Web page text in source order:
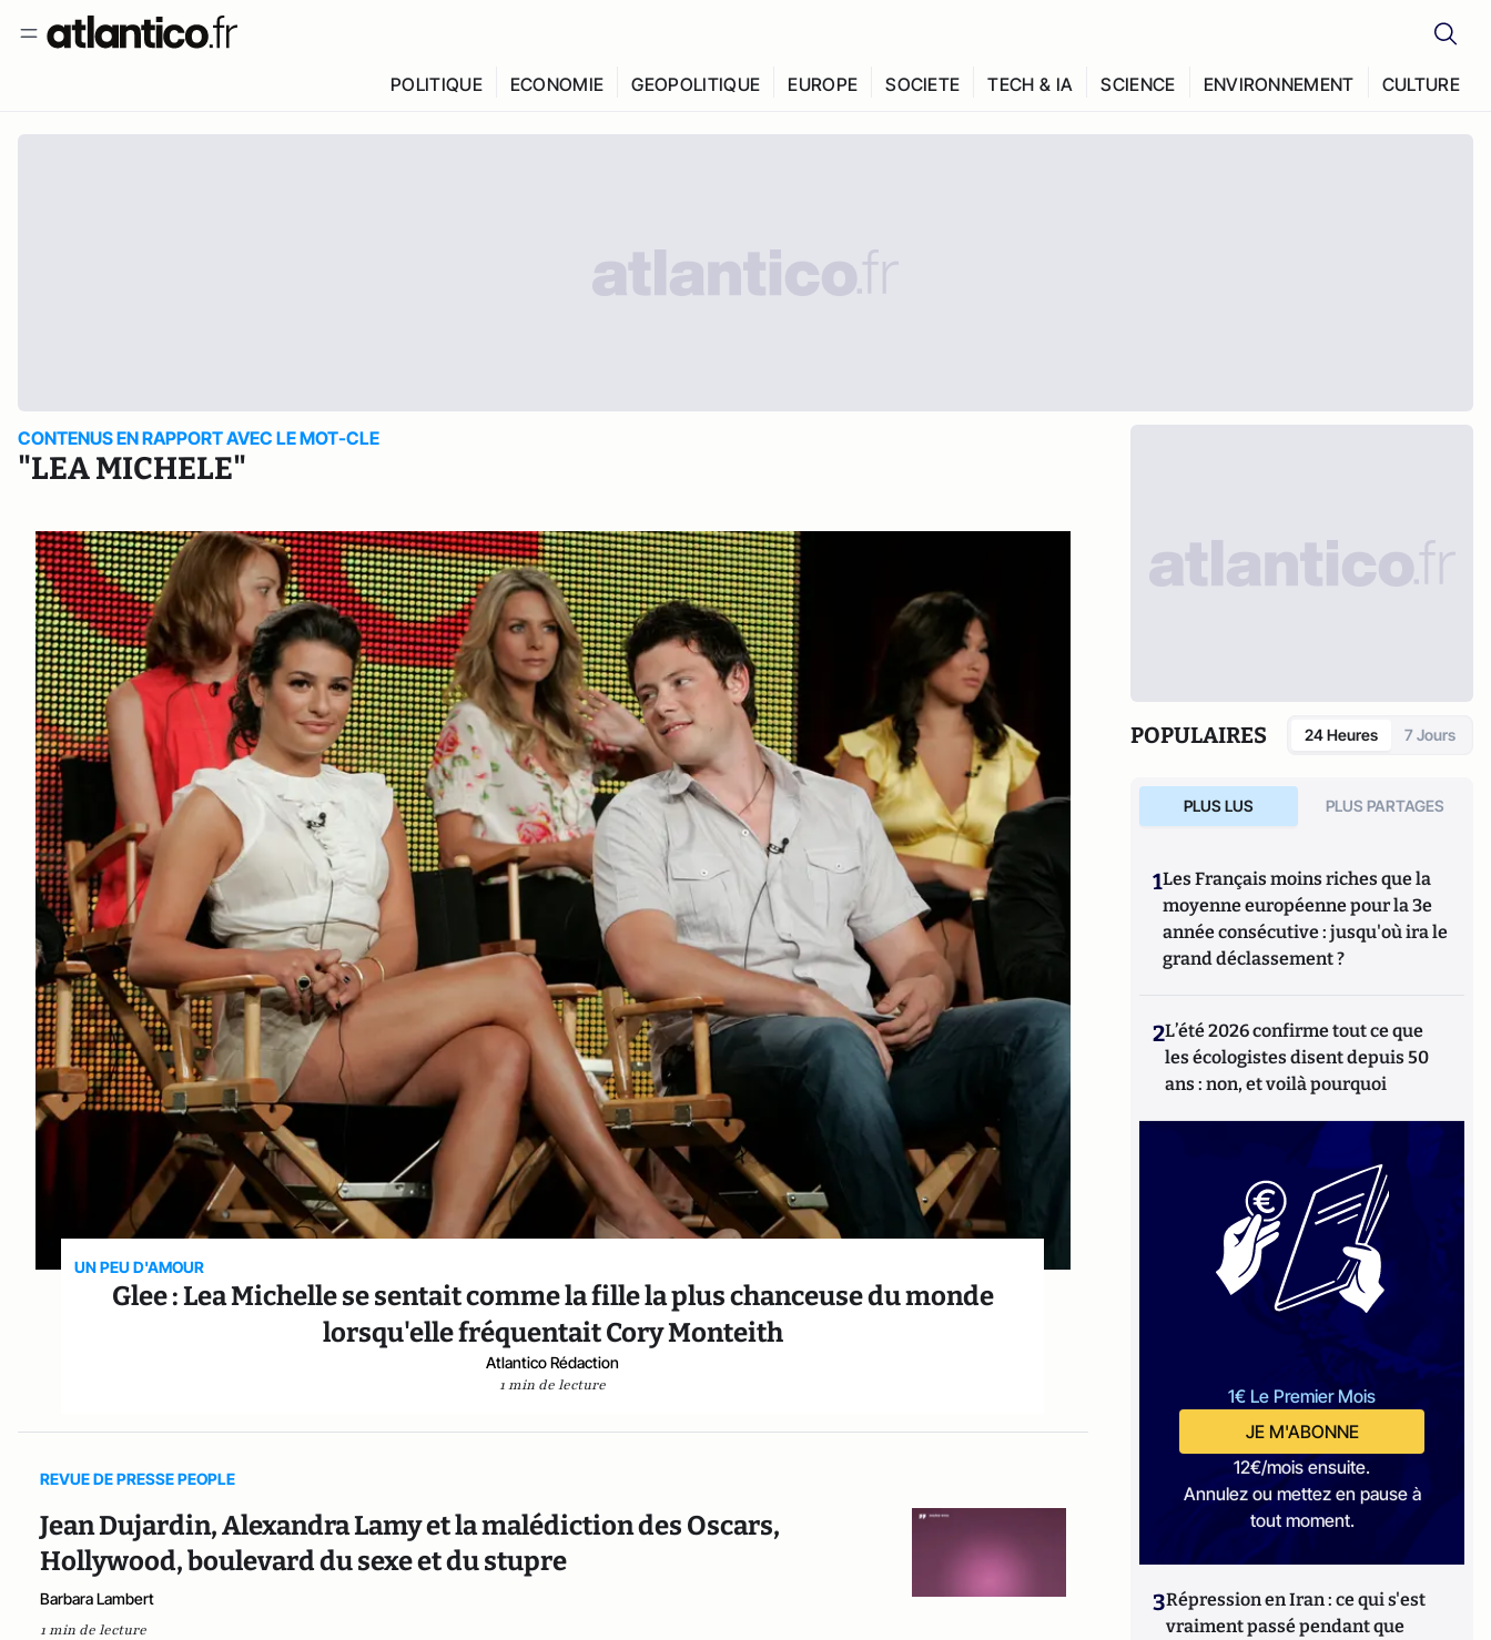
POLITIQUE ECONOMIE GEOPOLITIQUE EUROPE SOCIETE TECH & IA SCIENCE ENVIRONNEMENT CULTURE
CONTENUS EN RAPPORT AVEC LE MOT-CLE
"LEA MICHELE"
UN PEU D'AMOUR
Glee : Lea Michelle se sentait comme la fille la plus chanceuse du monde
lorsqu'elle fréquentait Cory Monteith
Atlantico Rédaction
1 min de lecture
REVUE DE PRESSE PEOPLE
Jean Dujardin, Alexandra Lamy et la malédiction des Oscars,
Hollywood, boulevard du sexe et du stupre
Barbara Lambert
1 min de lecture
POPULAIRES 24 Heures 7 Jours
PLUS LUS PLUS PARTAGES
1Les Français moins riches que la
moyenne européenne pour la 3e
année consécutive : jusqu'où ira le
grand déclassement ?
2L’été 2026 confirme tout ce que
les écologistes disent depuis 50
ans : non, et voilà pourquoi
1€ Le Premier Mois
JE M'ABONNE
12€/mois ensuite.
Annulez ou mettez en pause à
tout moment.
3Répression en Iran : ce qui s'est
vraiment passé pendant que